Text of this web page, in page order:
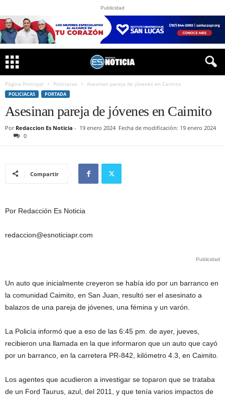
Publicidad
Página Principal Policiacas Asesinan pareja de jóvenes en Caimito
POLICIACAS PORTADA
Asesinan pareja de jóvenes en Caimito
Por Redaccion Es Noticia - 19 enero 2024 Fecha de modificación: 19 enero 2024
0
Compartir
Por Redacción Es Noticia
redaccion@esnoticiapr.com
Publicidad
Un auto que inicialmente creyeron se había ido por un barranco en
la comunidad Caimito, en San Juan, resultó ser el asesinato a
balazos de una pareja de jóvenes, una fémina y un varón.
La Policía informó que a eso de las 6:45 pm. de ayer, jueves,
recibieron una llamada en la que informaron que un auto que cayó
por un barranco, en la carretera PR-842, kilómetro 4.3, en Caimito.
Los agentes que acudieron a investigar se toparon que se trataba
de un Ford Taurus, azul, del 2011, y que tenía varios impactos de